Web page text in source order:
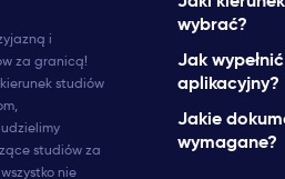
i
za granicą!
studiów
studiów za
nie
wybrać?
Jak
aplikacyjny?
Jakie
wymagane?